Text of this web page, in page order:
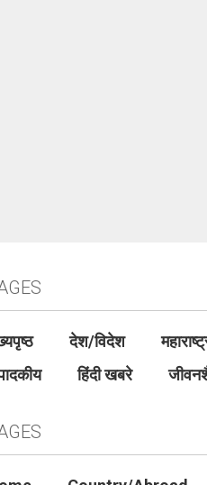
देश/विदेश
हिंदी खबरे